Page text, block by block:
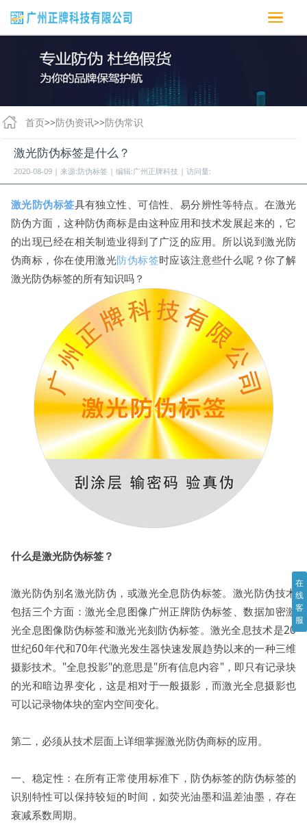
首页>>防伪资讯>>防伪常识
激光防伪标签是什么？
2020-08-09 | 来源:防伪标签 | 编辑:广州正牌科技 | 访问量:
激光防伪标签具有独立性、可信性、易分辨性等特点。在激光
防伪方面，这种防伪商标是由这种应用和技术发展起来的，它
的出现已经在相关制造业得到了广泛的应用。所以说到激光防
伪商标，你在使用激光防伪标签时应该注意些什么呢？你了解
激光防伪标签的所有知识吗？
什么是激光防伪标签？
激光防伪别名激光防伪，或激光全息防伪标签。激光防伪技术
包括三个方面：激光全息图像广州正牌防伪标签、数据加密激
光全息图像防伪标签和激光光刻防伪标签。激光全息技术是20
世纪60年代和70年代激光发生器快速发展趋势以来的一种三维
摄影技术。"全息投影"的意思是"所有信息内容"，即只有记录块
的光和暗边界变化，这是相对于一般摄影，而激光全息摄影也
可以记录物体块的室内空间变化。
第二，必须从技术层面上详细掌握激光防伪商标的应用。
一、稳定性：在所有正常使用标准下，防伪标签的防伪标签的
识别特性可以保持较短的时间，如荧光油墨和温差油墨，存在
衰减系数周期。
在
线
客
服